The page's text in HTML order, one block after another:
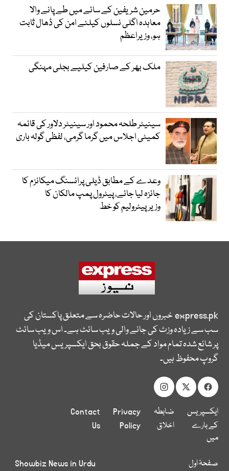
حرمین شریفین کے سائے میں طے پانے والا
معاہدہ اگلی نسلوں کیلئے امن کی ڈھال ثابت
ہو، وزیراعظم
ملک بھر کے صارفین کیلیے بجلی مہنگی
سینیٹر طلحہ محمود اور سینیٹر دلاور کی قائمہ
کمیٹی اجلاس میں گرما گرمی، لفظی گولہ باری
وعدے کے مطابق ڈیلی پرائسنگ میکانزم کا
جائزہ لیا جائے، پیٹرول پمپ مالکان کا
وزیرپیٹرولیم کو خط
express.pkخبروں اور حالات حاضرہ سے متعلق پاکستان کی
سب سے زیادہ وزٹ کی جانے والی ویب سائٹ ہے۔ اس ویب سائٹ
پر شائع شدہ تمام مواد کے جملہ حقوق بحق ایکسپریس میڈیا
گروپ محفوظ ہیں۔
ایکسپریس
کے بارے
میں
ضابطہ
اخلاق
Privacy
Policy
Contact
Us
صفحۂ اول
Showbiz News in Urdu